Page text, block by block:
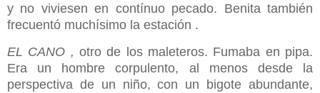
y no viviesen en contínuo pecado. Benita también
frecuentó muchísimo la estación .
EL CANO , otro de los maleteros. Fumaba en pipa.
Era un hombre corpulento, al menos desde la
perspectiva de un niño, con un bigote abundante,